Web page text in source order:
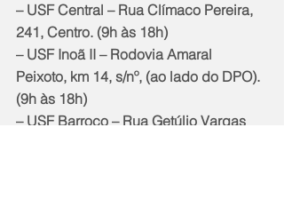
– USF Central – Rua Clímaco Pereira,
241, Centro. (9h às 18h)
– USF Inoã II – Rodovia Amaral
Peixoto, km 14, s/nº, (ao lado do DPO).
(9h às 18h)
– USF Barroco – Rua Getúlio Vargas